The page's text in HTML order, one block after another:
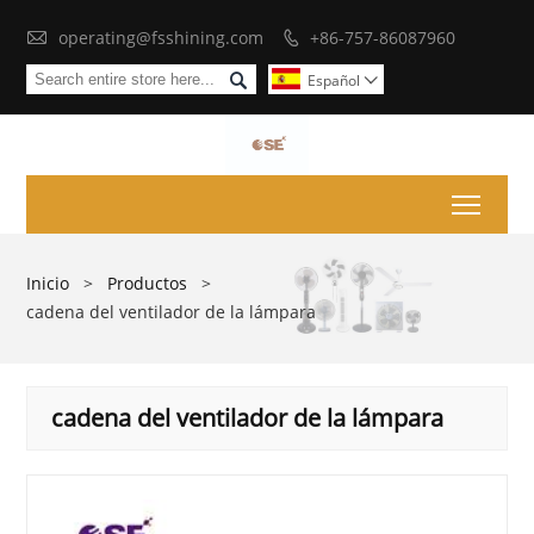
 operating@fsshining.com  +86-757-86087960
 Español 
Inicio > Productos
>
cadena del ventilador de la lámpara
cadena del ventilador de la lámpara